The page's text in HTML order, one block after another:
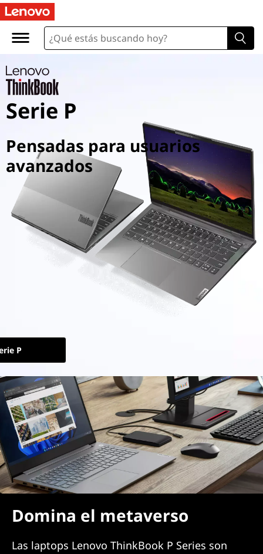
Serie P
Pensadas para usuarios
avanzados
P
Domina el metaverso
Las laptops Lenovo ThinkBook P Series son